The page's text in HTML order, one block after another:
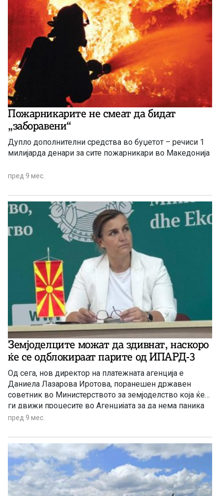
Пожарникарите не смеат да бидат
„заборавени“
Дупло дополнителни средства во буџетот – речиси 1
милијарда денари за сите пожарникари во Македонија
пред 9 мес.
Земјоделците можат да здивнат, наскоро
ќе се одблокираат парите од ИПАРД-3
Од сега, нов директор на платежната агенција е
Даниела Лазарова Иротова, поранешен државен
советник во Министерството за земјоделство која ќе
ги движи процесите во Агенцијата за да нема паника
кај земјоделците.
пред 9 мес.